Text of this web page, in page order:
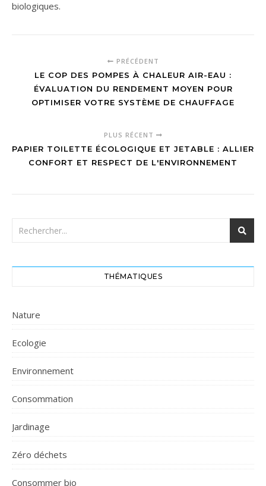
biologiques.
PRÉCÉDENT
LE COP DES POMPES À CHALEUR AIR-EAU :
ÉVALUATION DU RENDEMENT MOYEN POUR
OPTIMISER VOTRE SYSTÈME DE CHAUFFAGE
PLUS RÉCENT
PAPIER TOILETTE ÉCOLOGIQUE ET JETABLE : ALLIER
CONFORT ET RESPECT DE L'ENVIRONNEMENT
THÉMATIQUES
Nature
Ecologie
Environnement
Consommation
Jardinage
Zéro déchets
Consommer bio